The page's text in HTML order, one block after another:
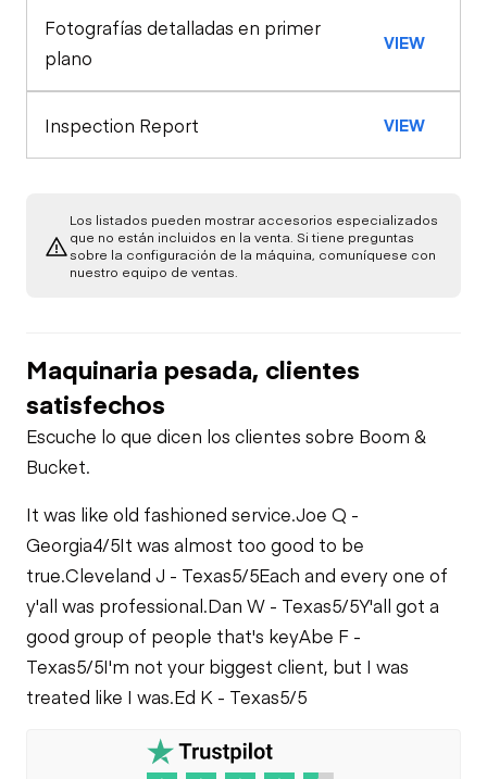
Limited Function
Drivetrain
Hydraulics
Limited Function
Check
Fotografías detalladas en primer
plano
VIEW
Inspection Report VIEW
Los listados pueden mostrar accesorios especializados
que no están incluidos en la venta. Si tiene preguntas
sobre la configuración de la máquina, comuníquese con
nuestro equipo de ventas.
Maquinaria pesada, clientes
satisfechos
Escuche lo que dicen los clientes sobre Boom &
Bucket.
It was like old fashioned service.Joe Q -
Georgia4/5It was almost too good to be
true.Cleveland J - Texas5/5Each and every one of
y'all was professional.Dan W - Texas5/5Y'all got a
good group of people that's keyAbe F -
Texas5/5I'm not your biggest client, but I was
treated like I was.Ed K - Texas5/5